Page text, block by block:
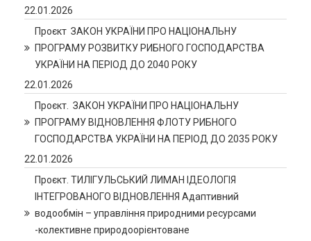
22.01.2026
Проєкт ЗАКОН УКРАЇНИ ПРО НАЦІОНАЛЬНУ
ПРОГРАМУ РОЗВИТКУ РИБНОГО ГОСПОДАРСТВА
УКРАЇНИ НА ПЕРІОД ДО 2040 РОКУ
22.01.2026
Проєкт. ЗАКОН УКРАЇНИ ПРО НАЦІОНАЛЬНУ
ПРОГРАМУ ВІДНОВЛЕННЯ ФЛОТУ РИБНОГО
ГОСПОДАРСТВА УКРАЇНИ НА ПЕРІОД ДО 2035 РОКУ
22.01.2026
Проєкт. ТИЛІГУЛЬСЬКИЙ ЛИМАН ІДЕОЛОГІЯ
ІНТЕГРОВАНОГО ВІДНОВЛЕННЯ Адаптивний
водообмін – управління природними ресурсами
-колективне природоорієнтоване